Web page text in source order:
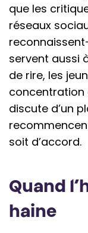
que les
réseaux
servent aussi
de rire, les
concentration
discute d’un
soit d’accord.
Quand
haine